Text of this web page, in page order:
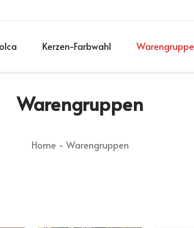
Kerzen-Farbwahl
Warengruppen
Home Warengruppen